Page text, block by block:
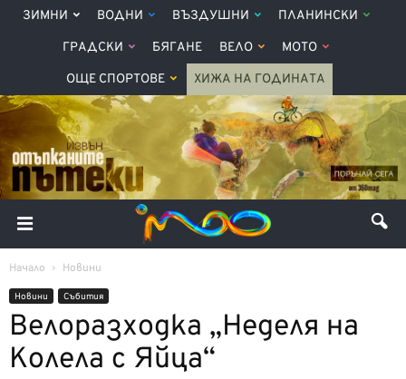
ЗИМНИ ВОДНИ ВЪЗДУШНИ ПЛАНИНСКИ
ГРАДСКИ БЯГАНЕ ВЕЛО МОТО
ОЩЕ СПОРТОВЕ ХИЖА НА ГОДИНАТА
Начало Новини
Новини Събития
Велоразходка „Неделя на
Колела с Яйца“